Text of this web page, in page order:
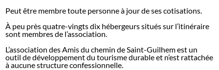
Peut être membre toute personne à jour de ses cotisations.
À peu près quatre-vingts dix hébergeurs situés sur l’itinéraire
sont membres de l’association.
L’association des Amis du chemin de Saint-Guilhem est un
outil de développement du tourisme durable et n’est rattachée
à aucune structure confessionnelle.